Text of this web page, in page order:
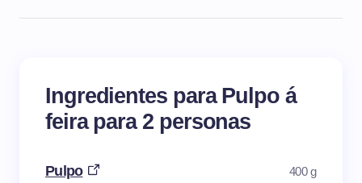
Ingredientes para Pulpo á
feira para 2 personas
Pulpo 400 g